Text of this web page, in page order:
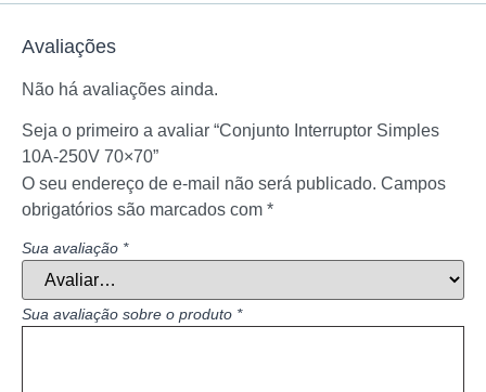
Avaliações
Não há avaliações ainda.
Seja o primeiro a avaliar “Conjunto Interruptor Simples
10A-250V 70×70”
O seu endereço de e-mail não será publicado. Campos
obrigatórios são marcados com *
Sua avaliação *
Sua avaliação sobre o produto *